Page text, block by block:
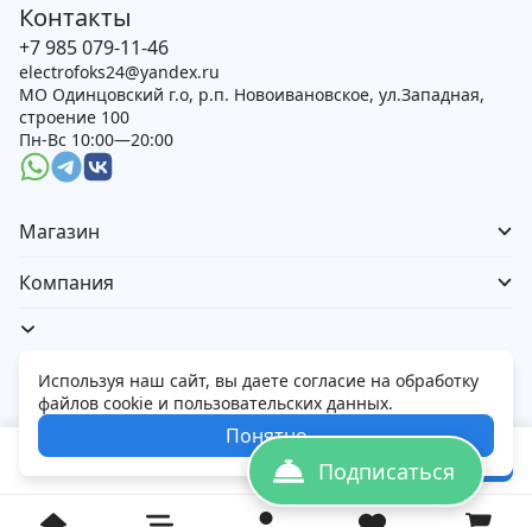
231 000₽ В корзину
Контакты
+7 985 079-11-46
electrofoks24@yandex.ru
МО Одинцовский г.о, р.п. Новоивановское, ул.Западная,
строение 100
Пн-Вс 10:00—20:00
Магазин
Компания
© 2026 Электорфокс — магазин электроники
Политика обработки персональных данных
Используя наш сайт, вы даете согласие на обработку
файлов cookie и пользовательских данных.
Понятно
Подписаться